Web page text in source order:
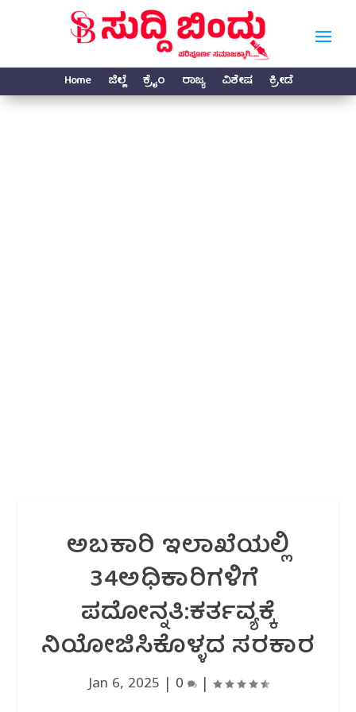
Home ಜಿಲ್ಲೆ ಕ್ರೈಂ ರಾಜ್ಯ ವಿಶೇಷ ಕ್ರೀಡೆ
ಅಬಕಾರಿ ಇಲಾಖೆಯಲ್ಲಿ
34ಅಧಿಕಾರಿಗಳಿಗೆ
ಪದೋನ್ನತಿ:ಕರ್ತವ್ಯಕ್ಕೆ
ನಿಯೋಜಿಸಿಕೊಳ್ಳದ ಸರಕಾರ
Jan 6, 2025 0 |